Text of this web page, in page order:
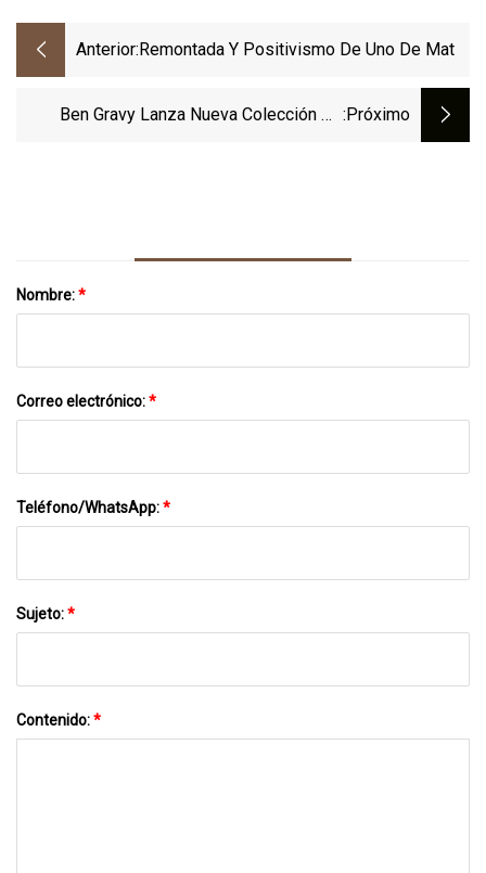
Anterior: Remontada Y Positivismo De Uno De Mat
Ben Gravy Lanza Nueva Colección De :próximo
Nombre:*
Correo electrónico:*
Teléfono/WhatsApp:*
Sujeto:*
Contenido:*